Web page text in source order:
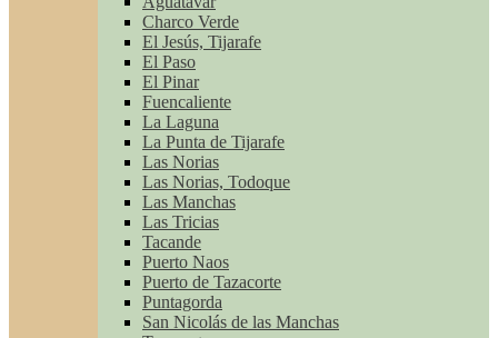
Charco Verde
El Jesús, Tijarafe
El Paso
El Pinar
Fuencaliente
La Laguna
La Punta de Tijarafe
Las Norias
Las Norias, Todoque
Las Manchas
Las Tricias
Tacande
Puerto Naos
Puerto de Tazacorte
Puntagorda
San Nicolás de las Manchas